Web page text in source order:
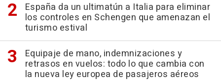
España da un ultimatún a Italia para eliminar
los controles en Schengen que amenazan el
turismo estival
Equipaje de mano, indemnizaciones y
retrasos en vuelos: todo lo que cambia con
la nueva ley europea de pasajeros aéreos